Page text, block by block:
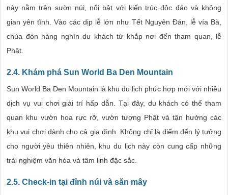
này nằm trên sườn núi, nổi bật với kiến trúc độc đáo và không
gian yên tĩnh. Vào các dịp lễ lớn như Tết Nguyên Đán, lễ vía Bà,
chùa đón hàng nghìn du khách từ khắp nơi đến tham quan, lễ
Phật.
2.4. Khám phá Sun World Ba Den Mountain
Sun World Ba Den Mountain là khu du lịch phức hợp mới với nhiều
dịch vụ vui chơi giải trí hấp dẫn. Tại đây, du khách có thể tham
quan khu vườn hoa rực rỡ, vườn tượng Phật và tận hưởng các
khu vui chơi dành cho cả gia đình. Không chỉ là điểm đến lý tưởng
cho người yêu thiên nhiên, khu du lịch này còn cung cấp những
trải nghiệm văn hóa và tâm linh đặc sắc.
2.5. Check-in tại đỉnh núi và săn mây